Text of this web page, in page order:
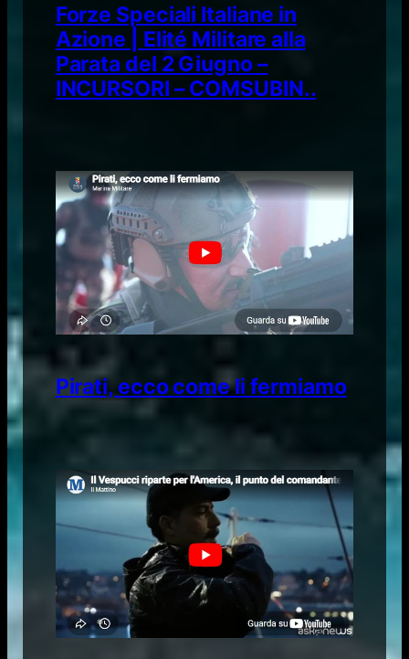
Forze Speciali Italiane in
Azione | Elité Militare alla
Parata del 2 Giugno –
INCURSORI – COMSUBIN..
Pirati, ecco come li fermiamo